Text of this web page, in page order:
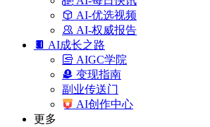
AI-优选视频
AI-权威报告
AI成长之路
AIGC学院
变现指南
副业传送门
AI创作中心
更多